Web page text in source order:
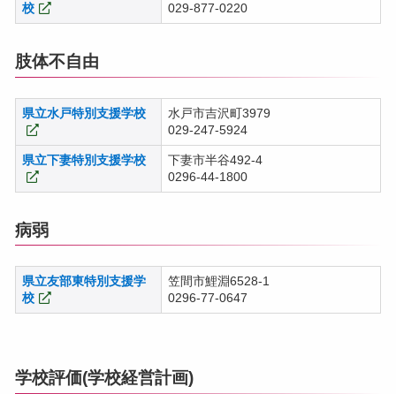
校
029-877-0220
肢体不自由
県立水戸特別支援学校
水戸市吉沢町3979
029-247-5924
県立下妻特別支援学校
下妻市半谷492-4
0296-44-1800
病弱
県立友部東特別支援学
校
笠間市鯉淵6528-1
0296-77-0647
学校評価(学校経営計画)